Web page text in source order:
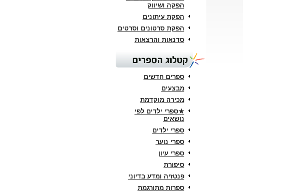
הפקה ושיווק
הפקת עיתונים
הפקת סרטונים וסרטים
סדנאות והרצאות
קטלוג הספרים
ספרים חדשים
מבצעים
מכירה מוקדמת
★ספרי ילדים לפי
נושאים
ספרי ילדים
ספרי נוער
ספרי עיון
סיפורת
פנטזיה ומדע בדיוני
ספרות מתורגמת